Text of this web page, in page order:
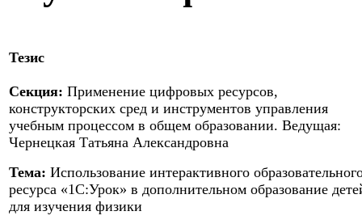
Тезис
Секция: Применение цифровых ресурсов,
конструкторских сред и инструментов управления
учебным процессом в общем образовании. Ведущая:
Чернецкая Татьяна Александровна
Тема: Использование интерактивного
ресурса «1С:Урок» в дополнительном образование
для изучения физики